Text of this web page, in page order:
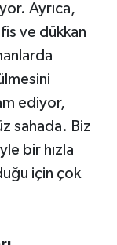
Ayrıca,
ve dükkan
ediyor,
sahada. Biz
bir hızla
için çok